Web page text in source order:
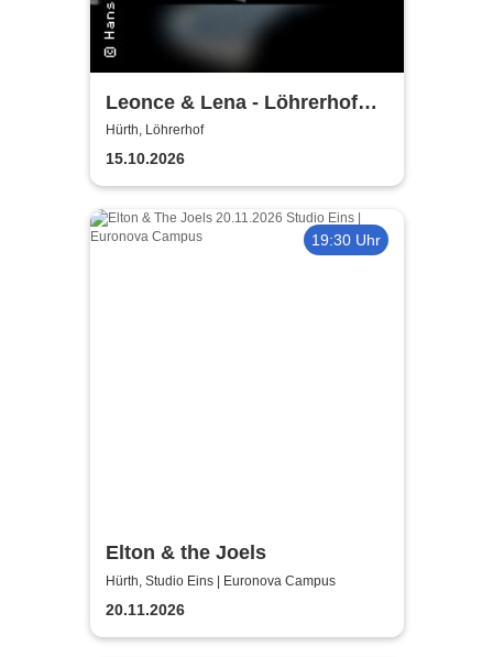
Leonce & Lena - Löhrerhof
Hürth
Hürth, Löhrerhof
15.10.2026
19:30 Uhr
Elton & the Joels
Hürth, Studio Eins | Euronova Campus
20.11.2026